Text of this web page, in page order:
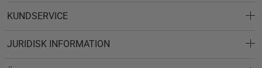
KUNDSERVICE
JURIDISK INFORMATION